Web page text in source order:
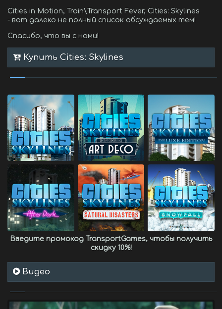
Cities in Motion, Train\Transport Fever, Cities: Skylines
- вот далеко не полный список обсуждаемых тем!
Спасибо, что вы с нами!
Купить Cities: Skylines
Введите промокод TransportGames, чтобы получить
скидку 10%!
Видео